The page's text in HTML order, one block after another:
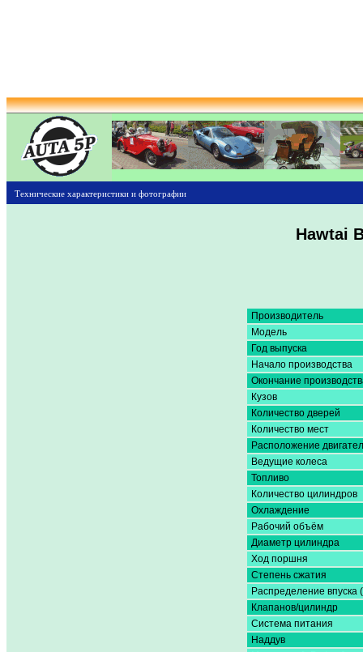
Технические характеристики и фотографии
Hawtai
Производитель
Модель
Год выпуска
Начало производства
Окончание
Кузов
Количество дверей
Количество мест
Расположение
Ведущие колеса
Топливо
Количество цилиндров
Охлаждение
Рабочий объём
Диаметр цилиндра
Ход поршня
Степень сжатия
Распределение впуска
Клапанов/цилиндр
Система питания
Наддув